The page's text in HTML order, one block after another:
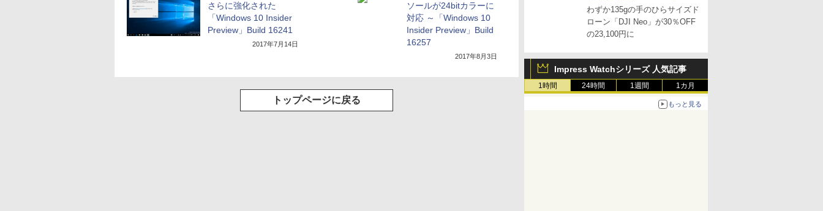
わずか135gの手のひらサイズド
ローン「DJI Neo」が30％OFF
の23,100円に
Impress Watchシリーズ 人気記事
1時間 24時間 1週間 1カ月
もっと見る
さらに強化された
「Windows 10 Insider
Preview」Build 16241
2017年7月14日
ソールが24bitカラーに
対応 ～「Windows 10
Insider Preview」Build
16257
2017年8月3日
トップページに戻る